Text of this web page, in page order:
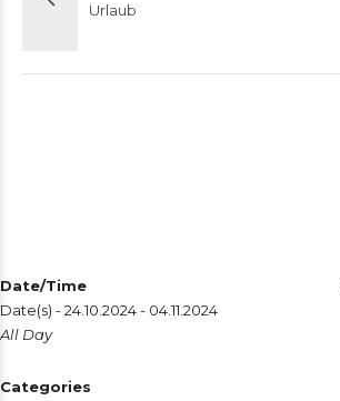
Urlaub
Date/Time
Date(s) - 24.10.2024 - 04.11.2024
All Day
Categories